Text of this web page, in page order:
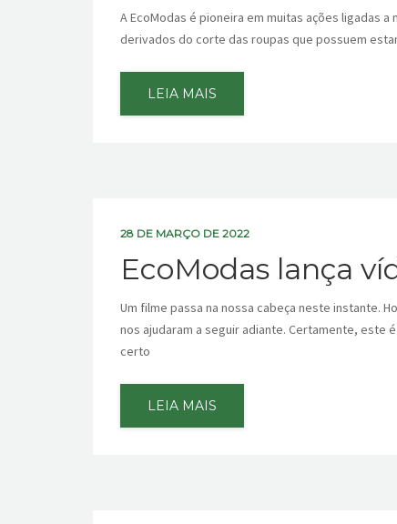
A EcoModas é pioneira em muitas ações ligadas
derivados do corte das roupas que possuem
LEIA MAIS
28 DE MARÇO DE 2022
EcoModas lança
Um filme passa na nossa cabeça neste instante.
nos ajudaram a seguir adiante. Certamente, este
certo
LEIA MAIS